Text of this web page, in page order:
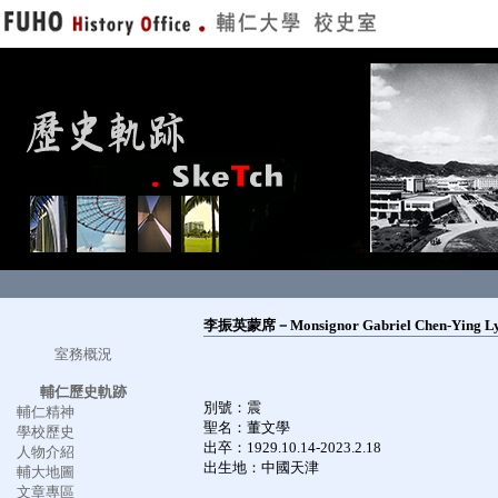
室務概況
輔仁歷史軌跡
輔仁精神
學校歷史
人物介紹
輔大地圖
文章專區
李振英蒙席－Monsignor Gabriel Chen-Ying
別號：震
聖名：董文學
出卒：1929.10.14-2023.2.18
出生地：中國天津